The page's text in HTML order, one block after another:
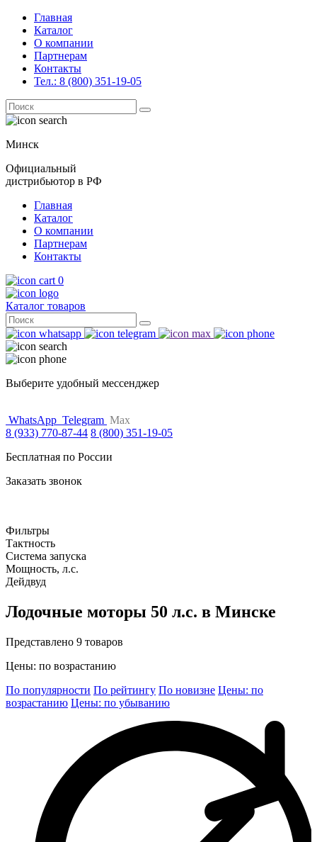
Главная
Каталог
О компании
Партнерам
Контакты
Тел.: 8 (800) 351-19-05
Поиск
for:
Минск
Официальный
дистрибьютор в РФ
Главная
Каталог
О компании
Партнерам
Контакты
0
Каталог товаров
Поиск
for:
Выберите удобный мессенджер
WhatsApp Telegram Max
8 (933) 770-87-44 8 (800) 351-19-05
Бесплатная по России
Заказать звонок
Фильтры
Тактность
Система запуска
Мощность, л.с.
Дейдвуд
Лодочные моторы 50 л.с. в Минске
Представлено 9 товаров
Цены: по возрастанию
По популярности По рейтингу По новизне Цены: по
возрастанию Цены: по убыванию